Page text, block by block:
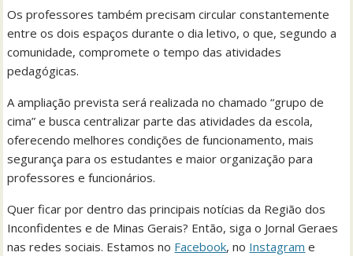
Os professores também precisam circular constantemente
entre os dois espaços durante o dia letivo, o que, segundo a
comunidade, compromete o tempo das atividades
pedagógicas.
A ampliação prevista será realizada no chamado “grupo de
cima” e busca centralizar parte das atividades da escola,
oferecendo melhores condições de funcionamento, mais
segurança para os estudantes e maior organização para
professores e funcionários.
Quer ficar por dentro das principais notícias da Região dos
Inconfidentes e de Minas Gerais? Então, siga o Jornal Geraes
nas redes sociais. Estamos no Facebook, no Instagram e